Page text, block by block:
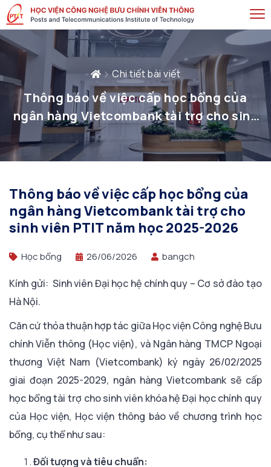
Chi tiết bài viết
Thông báo về việc cấp học bổng của
ngân hàng Vietcombank tài trợ cho sinh
viên PTIT năm học 2025-2026
Thông báo về việc cấp học bổng của
ngân hàng Vietcombank tài trợ cho
sinh viên PTIT năm học 2025-2026
Học bổng 26/06/2026 bangch
Kính gửi: Sinh viên Đại học hệ chính quy – Cơ sở đào tạo
Hà Nội.
Căn cứ thỏa thuận hợp tác giữa Học viện Công nghệ Bưu
chính Viễn thông (Học viện), và Ngân hàng TMCP Ngoại
thương Việt Nam (Vietcombank) ký ngày 26/02/2025
giai đoạn 2025-2029, ngân hàng Vietcombank sẽ cấp
học bổng tài trợ cho sinh viên khóa hệ Đại học chính quy
của Học viện, Học viện thông báo về chương trình học
bổng, cụ thể như sau:
Đối tượng và tiêu chuẩn: